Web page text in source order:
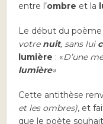
entre l’ombre et la
Le début du poème
votrenuit, sans lui
lumière : «D’une
lumière»
Cette antithèse
et les ombres), et
que le poète